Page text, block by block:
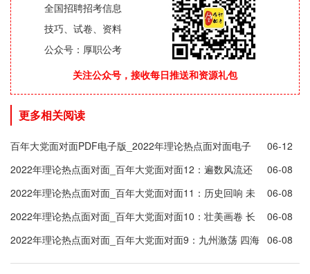
全国招聘招考信息
技巧、试卷、资料
公众号：厚职公考
关注公众号，接收每日推送和资源礼包
更多相关阅读
百年大党面对面PDF电子版_2022年理论热点面对面电子
版
06-12
2022年理论热点面对面_百年大党面对面12：遍数风流还
看今朝
06-08
2022年理论热点面对面_百年大党面对面11：历史回响 未
来启迪
06-08
2022年理论热点面对面_百年大党面对面10：壮美画卷 长
留天地
06-08
2022年理论热点面对面_百年大党面对面9：九州激荡 四海 06-08